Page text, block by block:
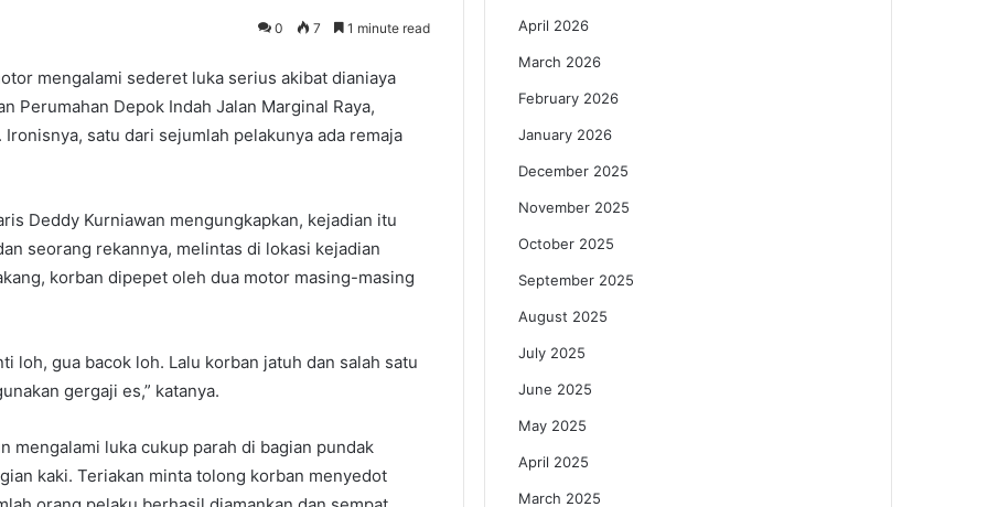
0 7 1 minute read
mengalami sederet luka serius akibat dianiaya
Perumahan Depok Indah Jalan Marginal Raya,
satu dari sejumlah pelakunya ada remaja
Deddy Kurniawan mengungkapkan, kejadian itu
seorang rekannya, melintas di lokasi kejadian
korban dipepet oleh dua motor masing-masing
loh, gua bacok loh. Lalu korban jatuh dan salah satu
gergaji es,” katanya.
mengalami luka cukup parah di bagian pundak
kaki. Teriakan minta tolong korban menyedot
April 2026
March 2026
February 2026
January 2026
December 2025
November 2025
October 2025
September 2025
August 2025
July 2025
June 2025
May 2025
April 2025
March 2025